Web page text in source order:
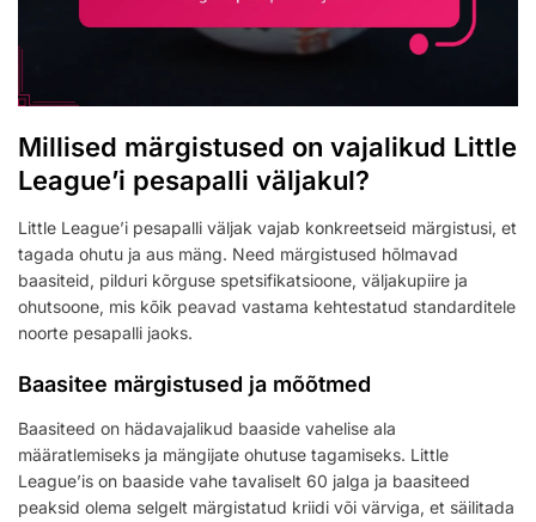
Millised märgistused on vajalikud Little
League’i pesapalli väljakul?
Little League’i pesapalli väljak vajab konkreetseid märgistusi, et
tagada ohutu ja aus mäng. Need märgistused hõlmavad
baasiteid, pilduri kõrguse spetsifikatsioone, väljakupiire ja
ohutsoone, mis kõik peavad vastama kehtestatud standarditele
noorte pesapalli jaoks.
Baasitee märgistused ja mõõtmed
Baasiteed on hädavajalikud baaside vahelise ala
määratlemiseks ja mängijate ohutuse tagamiseks. Little
League’is on baaside vahe tavaliselt 60 jalga ja baasiteed
peaksid olema selgelt märgistatud kriidi või värviga, et säilitada